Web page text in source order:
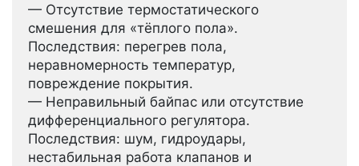
— Отсутствие термостатического
смешения для «тёплого пола».
Последствия: перегрев пола,
неравномерность температур,
повреждение покрытия.
— Неправильный байпас или отсутствие
дифференциального регулятора.
Последствия: шум, гидроудары,
нестабильная работа клапанов и